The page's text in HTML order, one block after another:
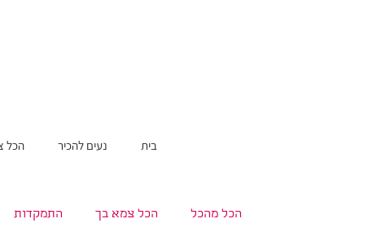
בית נעים להכיר הכל
הכל מהכל הכל צמא בך התמקדות